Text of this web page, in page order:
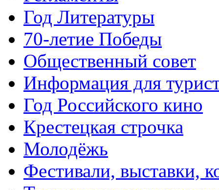
Год Литературы
70-летие Победы
Общественный совет
Информация для
Год Российского кино
Крестецкая строчка
Молодёжь
Фестивали, выставки,